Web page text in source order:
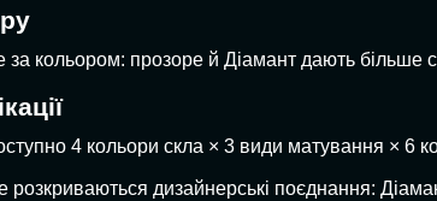
кольором: прозоре й Діамант дають більше
4 кольори скла × 3 види матування × 6
розкриваються дизайнерські поєднання: